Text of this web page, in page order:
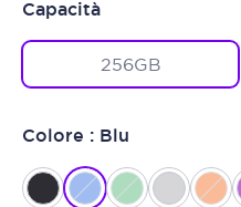
Capacità
256GB
Colore : Blu